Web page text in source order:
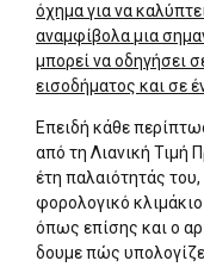
όχημα για να
αναμφίβολα μια
μπορεί να οδηγήσει
εισοδήματος και σε
Επειδή κάθε
από τη Λιανική
έτη παλαιότητάς
φορολογικό
όπως επίσης και ο
δουμε πώς